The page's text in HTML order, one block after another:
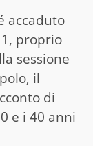
accaduto
proprio
sessione
il
di
e i 40 anni